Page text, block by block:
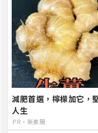
減肥首選，檸檬加它，
人生
PR・新素簡